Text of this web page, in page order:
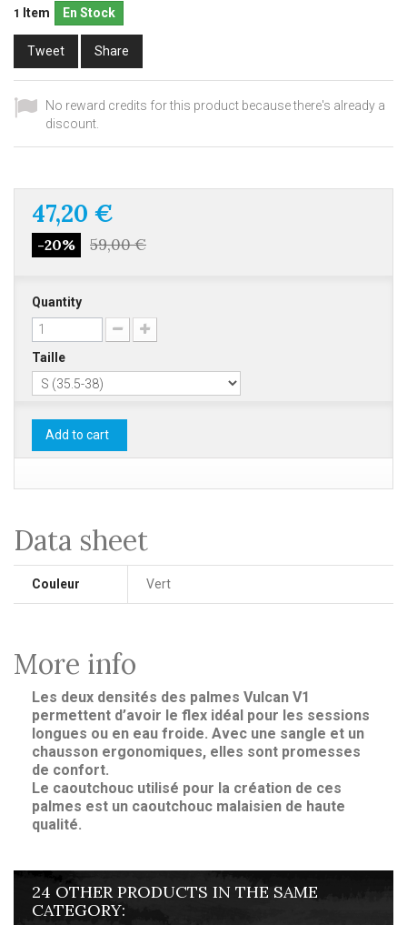
1 Item En Stock
Tweet Share
No reward credits for this product because there's already a
discount.
47,20 €
-20% 59,00 €
Quantity
Taille
Add to cart
Data sheet
Couleur Vert
More info
Les deux densités des palmes Vulcan V1
permettent d’avoir le flex idéal pour les sessions
longues ou en eau froide. Avec une sangle et un
chausson ergonomiques, elles sont promesses
de confort.
Le caoutchouc utilisé pour la création de ces
palmes est un caoutchouc malaisien de haute
qualité.
24 OTHER PRODUCTS IN THE SAME
CATEGORY: